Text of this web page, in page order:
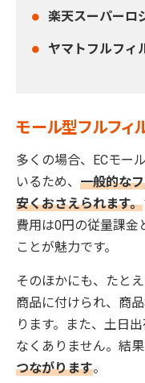
楽天スーパーロ
ヤマトフルフィ
モール型フルフィ
多くの場合、ECモー
いるため、 一般的な
安くおさえられます。
費用は0円の従量課金
ことが魅力です。
そのほかにも、たと
商品に付けられ、商
ります。また、土日
なくありません。結
つながります。